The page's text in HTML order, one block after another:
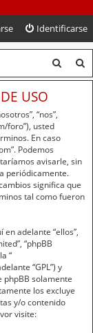
Identificarse
u
u
r
USO
“nos”,
foro”), usted
En caso
Podemos
avisarle, sin
periódicamente.
significa que
tal como fueron
adelante “ellos”,
“phpBB
“
“GPL”) y
phpBB solamente
los excluye
y/o contenido
visite: